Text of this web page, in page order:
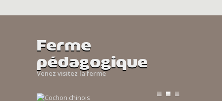
Ferme
pédagogique
Venez visitez la ferme